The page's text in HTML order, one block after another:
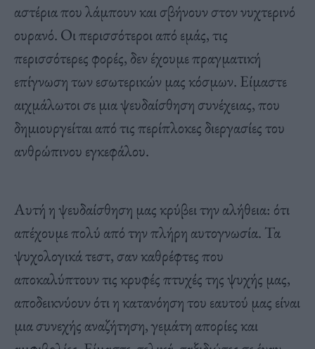
αστέρια που λάμπουν και σβήνουν στον νυχτερινό
ουρανό. Οι περισσότεροι από εμάς, τις
περισσότερες φορές, δεν έχουμε πραγματική
επίγνωση των εσωτερικών μας κόσμων. Είμαστε
αιχμάλωτοι σε μια ψευδαίσθηση συνέχειας, που
δημιουργείται από τις περίπλοκες διεργασίες του
ανθρώπινου εγκεφάλου.
Αυτή η ψευδαίσθηση μας κρύβει την αλήθεια: ότι
απέχουμε πολύ από την πλήρη αυτογνωσία. Τα
ψυχολογικά τεστ, σαν καθρέφτες που
αποκαλύπτουν τις κρυφές πτυχές της ψυχής μας,
αποδεικνύουν ότι η κατανόηση του εαυτού μας είναι
μια συνεχής αναζήτηση, γεμάτη απορίες και